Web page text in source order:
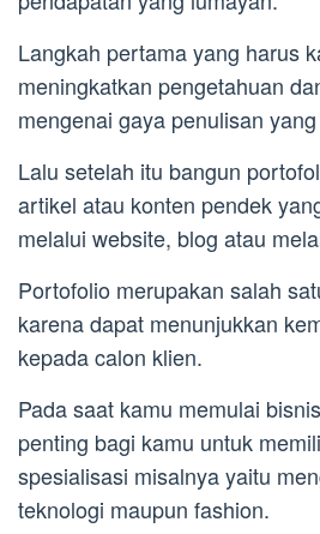
Langkah pertama yang harus
meningkatkan pengetahuan
mengenai gaya penulisan
Lalu setelah itu bangun
artikel atau konten pendek
melalui website, blog atau
Portofolio merupakan salah
karena dapat menunjukkan
kepada calon klien.
Pada saat kamu memulai
penting bagi kamu untuk
spesialisasi misalnya yaitu
teknologi maupun fashion.